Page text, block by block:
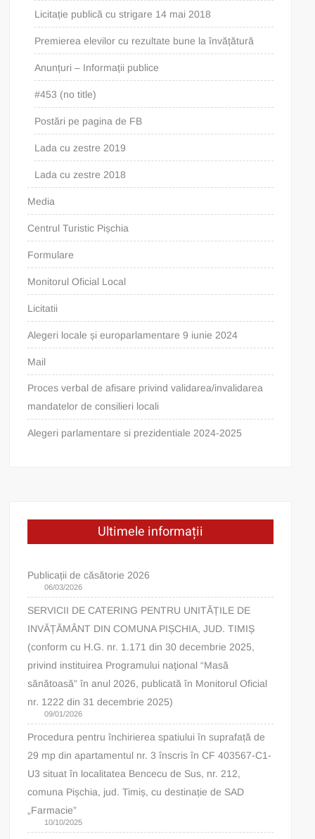
Licitație publică cu strigare 14 mai 2018
Premierea elevilor cu rezultate bune la învățătură
Anunțuri – Informații publice
#453 (no title)
Postări pe pagina de FB
Lada cu zestre 2019
Lada cu zestre 2018
Media
Centrul Turistic Pișchia
Formulare
Monitorul Oficial Local
Licitatii
Alegeri locale și europarlamentare 9 iunie 2024
Mail
Proces verbal de afisare privind validarea/invalidarea
mandatelor de consilieri locali
Alegeri parlamentare si prezidentiale 2024-2025
Ultimele informații
Publicații de căsătorie 2026
06/03/2026
SERVICII DE CATERING PENTRU UNITĂȚILE DE
INVĂȚĂMÂNT DIN COMUNA PIȘCHIA, JUD. TIMIȘ
(conform cu H.G. nr. 1.171 din 30 decembrie 2025,
privind instituirea Programului naţional “Masă
sănătoasă” în anul 2026, publicată în Monitorul Oficial
nr. 1222 din 31 decembrie 2025)
09/01/2026
Procedura pentru închirierea spatiului în suprafață de
29 mp din apartamentul nr. 3 înscris în CF 403567-C1-
U3 situat în localitatea Bencecu de Sus, nr. 212,
comuna Pișchia, jud. Timiș, cu destinație de SAD
„Farmacie”
10/10/2025